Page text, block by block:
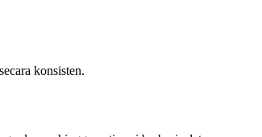
konsisten.